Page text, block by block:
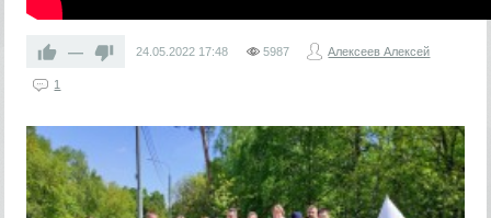
— 24.05.2022 17:48 5987 Алексеев Алексей
1